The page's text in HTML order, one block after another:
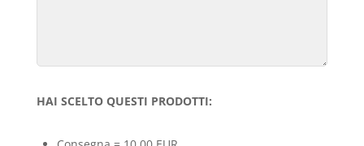
HAI SCELTO QUESTI PRODOTTI: